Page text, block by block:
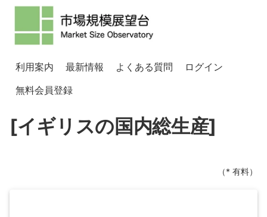
利用案内 最新情報 よくある質問
ログイン
無料会員登録
[イギリスの国内総生産]
（* 有料）